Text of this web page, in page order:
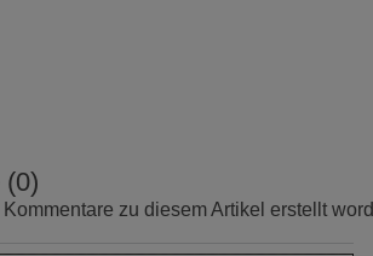
(0)
zu diesem Artikel erstellt